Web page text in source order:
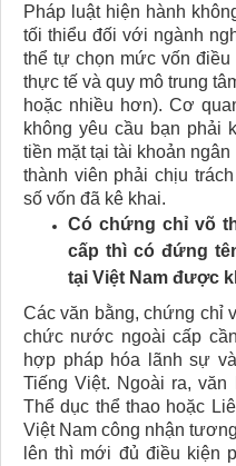
Pháp luật hiện hành
tối thiểu đối với ngành
thể tự chọn mức vốn
thực tế và quy mô trung
hoặc nhiều hơn). Cơ
không yêu cầu bạn phải
tiền mặt tại tài khoản
thành viên phải chịu
số vốn đã kê khai.
Có chứng chỉ võ
cấp thì có đứng
tại Việt Nam được
Các văn bằng, chứng chỉ
chức nước ngoài cấp
hợp pháp hóa lãnh sự
Tiếng Việt. Ngoài ra,
Thể dục thể thao hoặc
Việt Nam công nhận
lên thì mới đủ điều kiện